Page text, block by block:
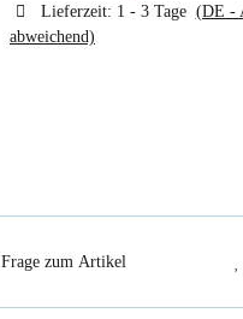
Lieferzeit: 1 - 3 Tage (DE -
abweichend)
Frage zum Artikel